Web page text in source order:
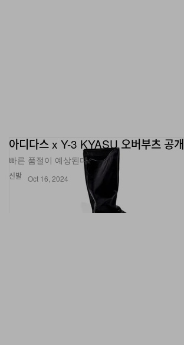
신발
아디다스 x Y-3 KYASU 오버부츠 공개
빠른 품절이 예상된다.
Oct 16, 2024